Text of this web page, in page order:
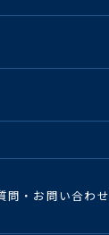
問・お問い合わせ